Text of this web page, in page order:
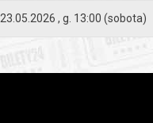
23.05.2026 , g. 13:00 (sobota)